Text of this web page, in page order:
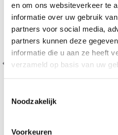
en om ons websiteverkeer te
informatie over uw gebruik
partners voor social media,
partners kunnen deze
informatie die u aan ze heeft
verzameld op basis van uw
Noodzakelijk
Voorkeuren